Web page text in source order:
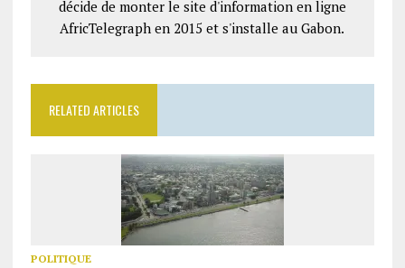
décide de monter le site d'information en ligne
AfricTelegraph en 2015 et s'installe au Gabon.
RELATED ARTICLES
POLITIQUE